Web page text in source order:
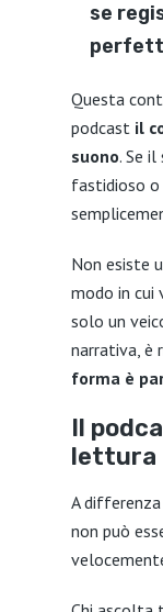
se
Questa
podcast il
suono. Se
fastidioso
Non esiste
modo in cui
solo un
narrativa, è
forma è
Il
lettura
A
non può